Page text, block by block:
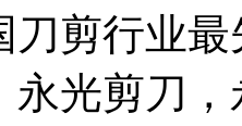
刀剪行业
永光剪刀